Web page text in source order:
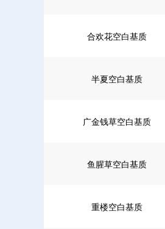
合欢花空白基质
半夏空白基质
广金钱草空白基质
鱼腥草空白基质
重楼空白基质